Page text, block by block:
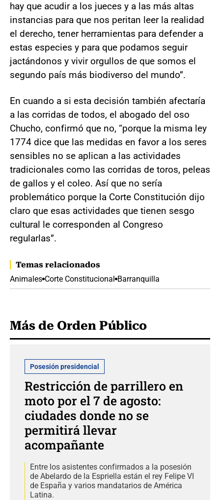
hay que acudir a los jueces y a las más altas
instancias para que nos peritan leer la realidad
el derecho, tener herramientas para defender a
estas especies y para que podamos seguir
jactándonos y vivir orgullos de que somos el
segundo país más biodiverso del mundo”.
En cuando a si esta decisión también afectaría
a las corridas de todos, el abogado del oso
Chucho, confirmó que no, “porque la misma ley
1774 dice que las medidas en favor a los seres
sensibles no se aplican a las actividades
tradicionales como las corridas de toros, peleas
de gallos y el coleo. Así que no sería
problemático porque la Corte Constitución dijo
claro que esas actividades que tienen sesgo
cultural le corresponden al Congreso
regularlas”.
Temas relacionados
Animales Corte Constitucional Barranquilla
Más de Orden Público
Posesión presidencial
Restricción de parrillero en
moto por el 7 de agosto:
ciudades donde no se
permitirá llevar
acompañante
Entre los asistentes confirmados a la posesión
de Abelardo de la Espriella están el rey Felipe VI
de España y varios mandatarios de América
Latina.